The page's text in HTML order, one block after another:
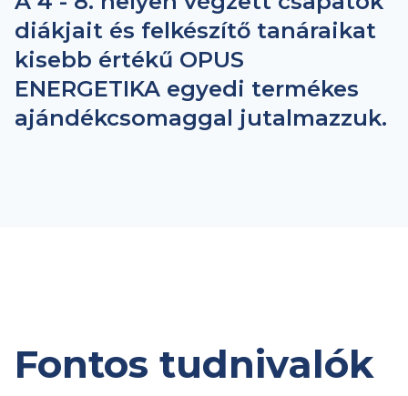
diákjait és felkészítő tanáraikat
kisebb értékű OPUS
ENERGETIKA egyedi termékes
ajándékcsomaggal jutalmazzuk.
Fontos tudnivalók